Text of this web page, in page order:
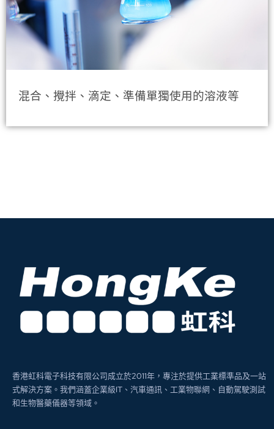
混合、攪拌、滴定、準備單獨使用的溶液等
香港虹科電子科技有限公司成立於2011年，專注於提供工業標準品及一站
式解決方案。我們涵蓋企業級IT、汽車通訊、工業物聯網、自動駕駛測試
和生物醫藥儀器等領域。